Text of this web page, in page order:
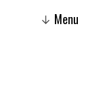
↓ Menu